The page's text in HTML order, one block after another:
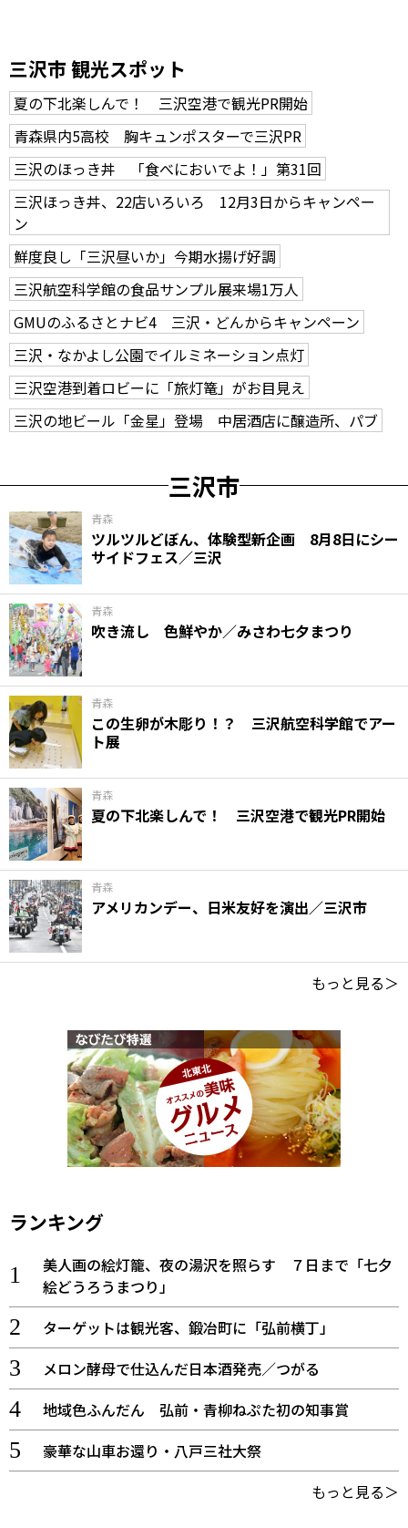
三沢市 観光スポット
夏の下北楽しんで！ 三沢空港で観光PR開始
青森県内5高校 胸キュンポスターで三沢PR
三沢のほっき丼 「食べにおいでよ！」第31回
三沢ほっき丼、22店いろいろ 12月3日からキャンペー
ン
鮮度良し「三沢昼いか」今期水揚げ好調
三沢航空科学館の食品サンプル展来場1万人
GMUのふるさとナビ4 三沢・どんからキャンペーン
三沢・なかよし公園でイルミネーション点灯
三沢空港到着ロビーに「旅灯篭」がお目見え
三沢の地ビール「金星」登場 中居酒店に醸造所、パブ
三沢市
青森
ツルツルどぼん、体験型新企画 8月8日にシー
サイドフェス／三沢
青森
吹き流し 色鮮やか／みさわ七夕まつり
青森
この生卵が木彫り！？ 三沢航空科学館でアー
ト展
青森
夏の下北楽しんで！ 三沢空港で観光PR開始
青森
アメリカンデー、日米友好を演出／三沢市
もっと見る＞
ランキング
美人画の絵灯籠、夜の湯沢を照らす ７日まで「七夕
絵どうろうまつり」
ターゲットは観光客、鍛冶町に「弘前横丁」
メロン酵母で仕込んだ日本酒発売／つがる
地域色ふんだん 弘前・青柳ねぷた初の知事賞
豪華な山車お還り・八戸三社大祭
もっと見る＞